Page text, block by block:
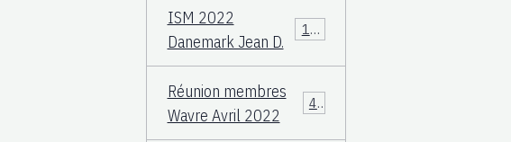
ISM 2022
Danemark Jean D.
108
Réunion membres
Wavre Avril 2022
49